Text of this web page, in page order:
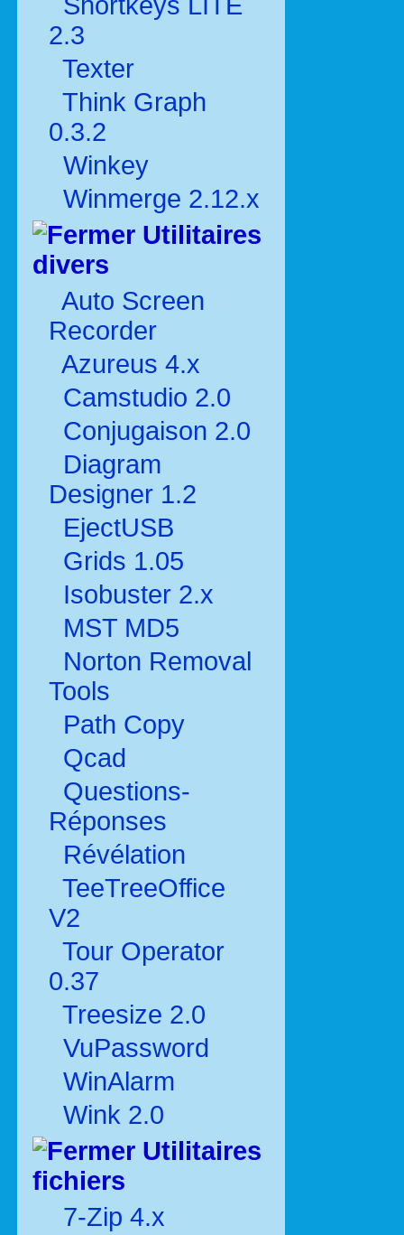
2.3
Texter
Think Graph
0.3.2
Winkey
Winmerge 2.12.x
Utilitaires
divers
Auto Screen
Recorder
Azureus 4.x
Camstudio 2.0
Conjugaison 2.0
Diagram
Designer 1.2
EjectUSB
Grids 1.05
Isobuster 2.x
MST MD5
Norton Removal
Tools
Path Copy
Qcad
Questions-
Réponses
Révélation
TeeTreeOffice
V2
Tour Operator
0.37
Treesize 2.0
VuPassword
WinAlarm
Wink 2.0
Utilitaires
fichiers
7-Zip 4.x